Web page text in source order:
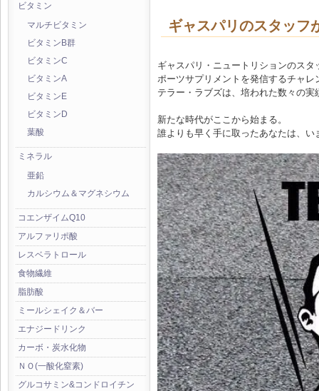
ビタミン
マルチビタミン
ビタミンB群
ビタミンC
ビタミンA
ビタミンE
ビタミンD
葉酸
ミネラル
亜鉛
カルシウム＆マグネシウム
コエンザイムQ10
アルファリポ酸
レスベラトロール
食物繊維
脂肪酸
ミールシェイク＆バー
エナジードリンク
カーボ・炭水化物
ＮＯ(一酸化窒素)
グルコサミン&コンドロイチン
ギャスパリのスタッフ
ギャスパリ・ニュートリションのス
ポーツサプリメントを発信するチャレ
テラー・ラブズは、培われた数々の
新たな時代がここから始まる。
誰よりも早く手に取ったあなたは、い